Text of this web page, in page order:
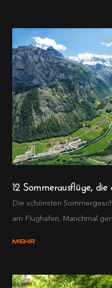
12 Sommerausflüge,
Die schönsten
am Flughafen. Manchmal
MEHR